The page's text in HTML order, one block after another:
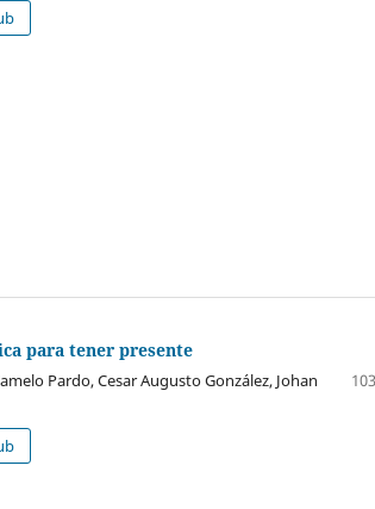
para tener presente
Pardo, Cesar Augusto González, Johan